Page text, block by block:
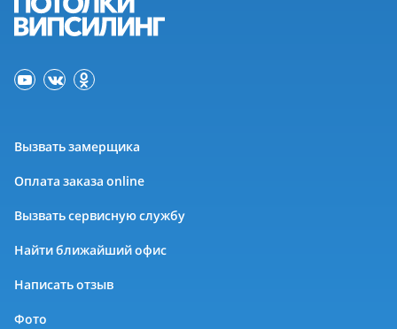
Вызвать замерщика
Оплата заказа online
Вызвать сервисную службу
Найти ближайший офис
Написать отзыв
Фото